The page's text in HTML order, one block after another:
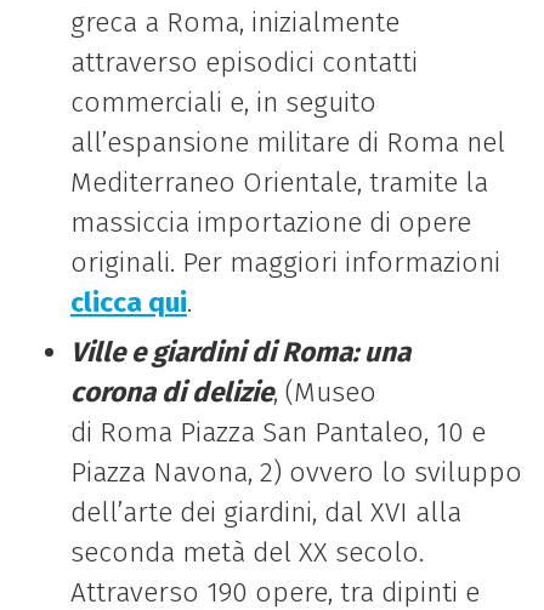
greca a Roma, inizialmente
attraverso episodici contatti
commerciali e, in seguito
all’espansione militare di Roma nel
Mediterraneo Orientale, tramite la
massiccia importazione di opere
originali. Per maggiori informazioni
clicca qui.
Ville e giardinidi Roma: una
coronadidelizie, (Museo
di Roma Piazza San Pantaleo, 10 e
Piazza Navona, 2) ovvero lo sviluppo
dell’arte dei giardini, dal XVI alla
seconda metà del XX secolo.
Attraverso 190 opere, tra dipinti e